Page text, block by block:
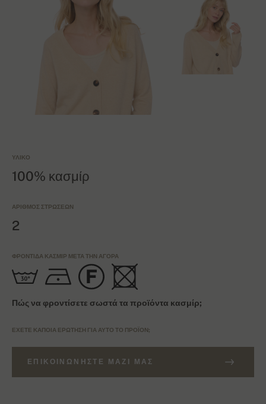
ΥΛΙΚΌ
100% κασμίρ
ΑΡΙΘΜΌΣ ΣΤΡΏΣΕΩΝ
2
ΦΡΟΝΤΊΔΑ ΚΑΣΜΊΡ ΜΕΤΆ ΤΗΝ ΑΓΟΡΆ
Πώς να φροντίσετε σωστά τα προϊόντα κασμίρ;
ΈΧΕΤΕ ΚΆΠΟΙΑ ΕΡΏΤΗΣΗ ΓΙΑ ΑΥΤΌ ΤΟ ΠΡΟΪΌΝ;
ΕΠΙΚΟΙΝΩΝΉΣΤΕ ΜΑΖΊ ΜΑΣ